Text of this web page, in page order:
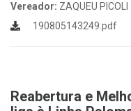
Vereador: ZAQUEU PICOLI
190805143249.pdf
Reabertura e